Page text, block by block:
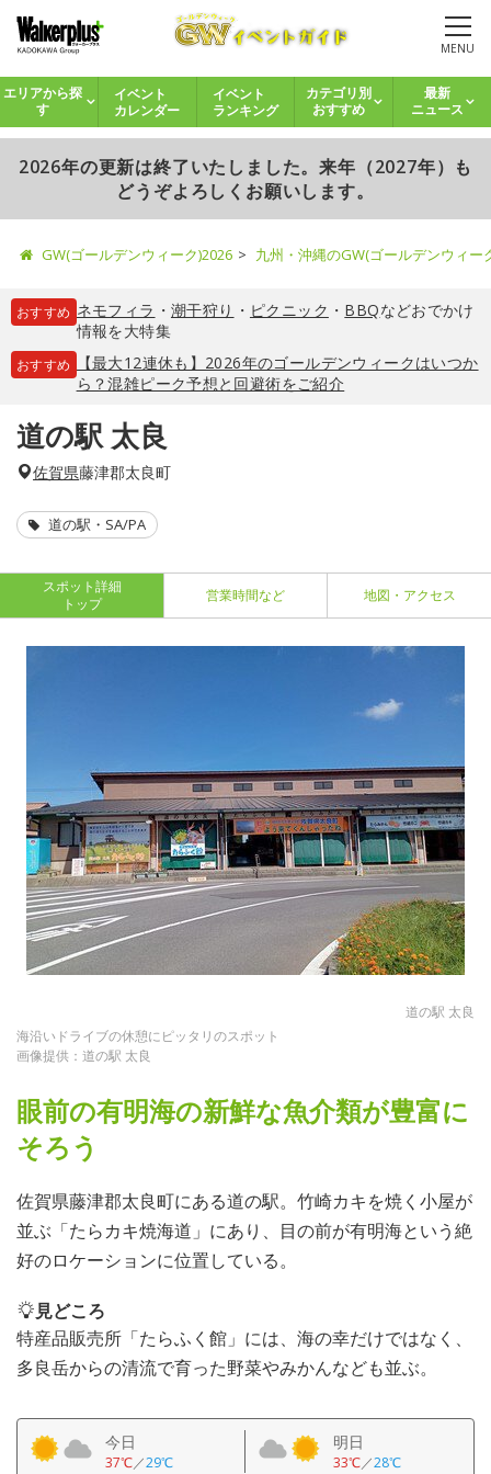
MENU
エリアから探
す
イベント
カレンダー
イベント
ランキング
カテゴリ別
おすすめ
最新
ニュース
2026年の更新は終了いたしました。来年（2027年）も
どうぞよろしくお願いします。
GW(ゴールデンウィーク)2026 九州・沖縄のGW(ゴールデンウィ
おすすめ ネモフィラ ・ 潮干狩り ・ ピクニック ・ BBQなどおでかけ
情報を大特集
おすすめ
【最大12連休も】2026年のゴールデンウィークはいつか
ら？混雑ピーク予想と回避術をご紹介
道の駅 太良
佐賀県藤津郡太良町
道の駅・SA/PA
スポット詳細
トップ
営業時間など 地図・アクセス
道の駅 太良
海沿いドライブの休憩にピッタリのスポット
画像提供：道の駅 太良
眼前の有明海の新鮮な魚介類が豊富に
そろう
佐賀県藤津郡太良町にある道の駅。竹崎カキを焼く小屋が
並ぶ「たらカキ焼海道」にあり、目の前が有明海という絶
好のロケーションに位置している。
見どころ
特産品販売所「たらふく館」には、海の幸だけではなく、
多良岳からの清流で育った野菜やみかんなども並ぶ。
今日
37℃／29℃
明日
33℃／28℃